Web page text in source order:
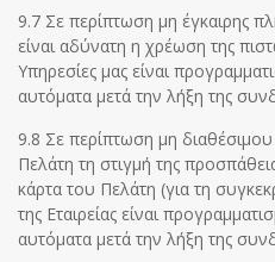
9.7 Σε περίπτωση μη έγκαιρης
είναι αδύνατη η χρέωση της
Υπηρεσίες μας είναι
αυτόματα μετά την λήξη της
9.8 Σε περίπτωση μη
Πελάτη τη στιγμή της
κάρτα του Πελάτη (για τη
της Εταιρείας είναι
αυτόματα μετά την λήξη της